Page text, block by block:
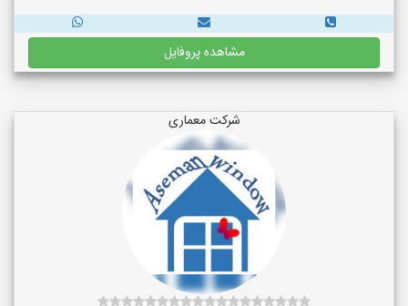
مشاهده پروفایل
شرکت معماری